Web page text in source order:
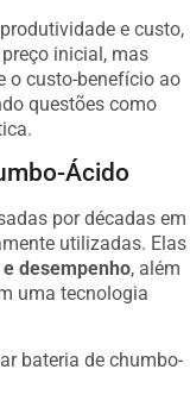
e custo,
inicial, mas
o custo-benefício ao
questões como
Ácido
por décadas em
utilizadas. Elas
desempenho, além
uma tecnologia
bateria de chumbo-